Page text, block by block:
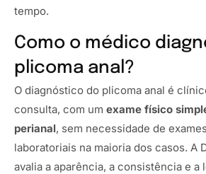
tempo.
Como o médico
plicoma anal?
O diagnóstico do plicoma anal é
consulta, com um exame físico
perianal, sem necessidade de
laboratoriais na maioria dos casos. A
avalia a aparência, a consistência e a